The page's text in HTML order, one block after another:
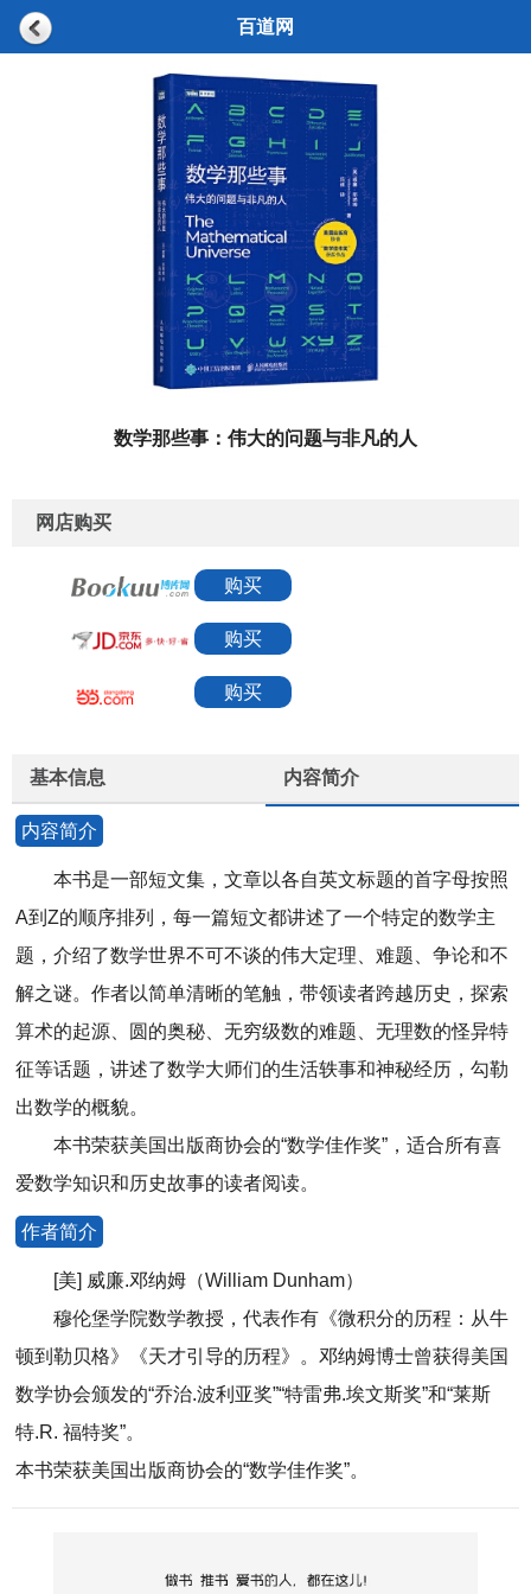
百道网
数学那些事：伟大的问题与非凡的人
网店购买
购买
购买
购买
基本信息 内容简介
内容简介
本书是一部短文集，文章以各自英文标题的首字母按照
A到Z的顺序排列，每一篇短文都讲述了一个特定的数学主
题，介绍了数学世界不可不谈的伟大定理、难题、争论和不
解之谜。作者以简单清晰的笔触，带领读者跨越历史，探索
算术的起源、圆的奥秘、无穷级数的难题、无理数的怪异特
征等话题，讲述了数学大师们的生活轶事和神秘经历，勾勒
出数学的概貌。
本书荣获美国出版商协会的“数学佳作奖”，适合所有喜
爱数学知识和历史故事的读者阅读。
作者简介
[美] 威廉.邓纳姆（William Dunham）
穆伦堡学院数学教授，代表作有《微积分的历程：从牛
顿到勒贝格》《天才引导的历程》。邓纳姆博士曾获得美国
数学协会颁发的“乔治.波利亚奖”“特雷弗.埃文斯奖”和“莱斯
特.R. 福特奖”。
本书荣获美国出版商协会的“数学佳作奖”。